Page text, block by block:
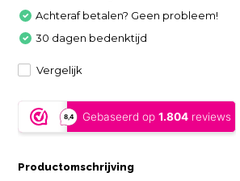
Achteraf betalen? Geen probleem!
30 dagen bedenktijd
Vergelijk
Productomschrijving